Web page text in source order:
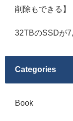
削除もできる】
32TBのSSDが
Categories
Book